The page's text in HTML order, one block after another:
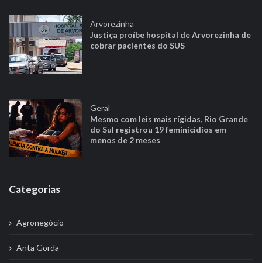
Arvorezinha
Justiça proíbe hospital de Arvorezinha de
cobrar pacientes do SUS
Geral
Mesmo com leis mais rígidas, Rio Grande
do Sul registrou 19 feminicídios em
menos de 2 meses
Categorias
Agronegócio
Anta Gorda